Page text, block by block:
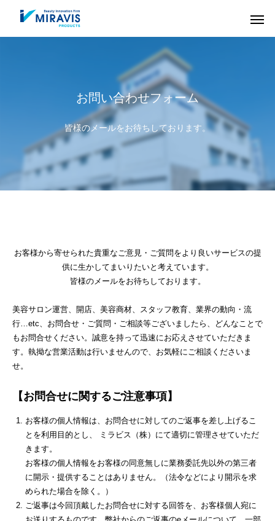
HAIR CARE
ヘアケア剤
COLOR
ヘアカラー剤
お問い合わせフォーム
皆様のメールをお待ちしております。
お客様から寄せられた貴重なご意見・ご質問をより良いサービスの提
供に生かしてまいりたいと考えています。
皆様のメールをお待ちしております。
美容サロン運営、開店、美容商材、スタッフ教育、業界の動向・流
行…etc、お問合せ・ご質問・ご相談等ございましたら、どんなことで
もお問合せください。誠意を持って迅速にお応えさせていただきま
す。執拗な営業活動は行いませんので、お気軽にご相談くださいま
せ。
【お問合せに関するご注意事項】
お客様の個人情報は、お問合せに対してのご返事を差し上げるこ
とを利用目的とし、 ミラビス（株）にて適切に管理させていただ
きます。
お客様の個人情報をお客様の同意無しに業務委託先以外の第三者
に開示・提供することはありません。（法令などにより開示を求
められた場合を除く。）
ご返事は今回頂戴したお問合せに対する回答を、お客様個人宛に